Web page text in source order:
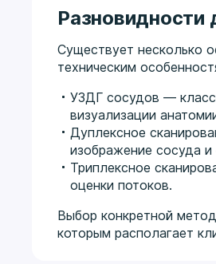
Разновидности
Существует несколько
техническим
УЗДГ сосудов —
визуализации
Дуплексное
изображение сосуда и
Триплексное
оценки потоков.
Выбор конкретной
которым располагает